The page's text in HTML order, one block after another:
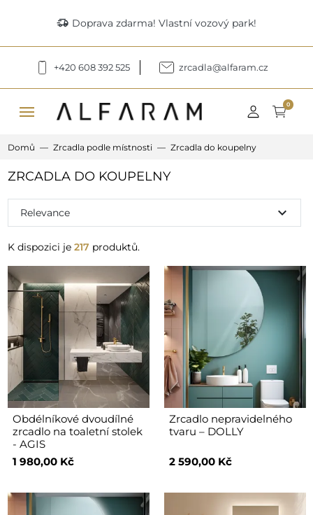
delivery_truck_speed Doprava zdarma! Vlastní vozový park!
+420 608 392 525 zrcadla@alfaram.cz
menu 0
Domů Zrcadla podle místnosti Zrcadla do koupelny
ZRCADLA DO KOUPELNY
K dispozici je 217 produktů.
Relevance expand_more
Obdélníkové dvoudílné
zrcadlo na toaletní stolek
- AGIS
1 980,00 Kč
Zrcadlo nepravidelného
tvaru – DOLLY
2 590,00 Kč